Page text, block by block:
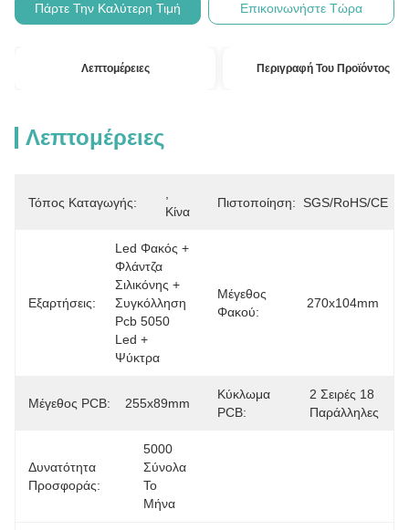
Πάρτε Την Καλύτερη Τιμή
Επικοινωνήστε Τώρα
Λεπτομέρειες Περιγραφή Του Προϊόντος
Λεπτομέρειες
Τόπος Καταγωγής:
Κίνα
Πιστοποίηση: SGS/RoHS/CE
Εξαρτήσεις:
Led Φακός +
Φλάντζα
Σιλικόνης +
Συγκόλληση
Pcb 5050
Led +
Ψύκτρα
Μέγεθος
Φακού:
270x104mm
Μέγεθος PCB: 255x89mm
Κύκλωμα
PCB:
2 Σειρές 18
Παράλληλες
Δυνατότητα
Προσφοράς:
5000
Σύνολα
Το
Μήνα